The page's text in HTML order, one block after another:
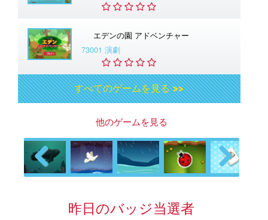
エデンの園 アドベンチャー
73001 演劇
すべてのゲームを見る >>
他のゲームを見る
Previous Next
昨日のバッジ当選者